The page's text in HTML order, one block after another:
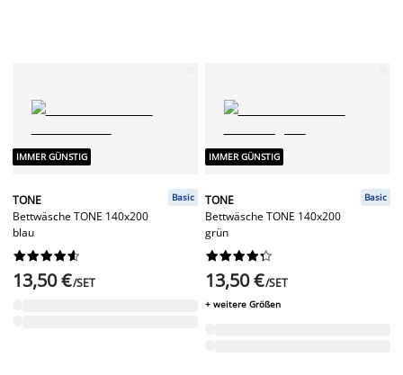
IMMER GÜNSTIG
TONE
Bettwäsche TONE 140x200
blau
Basic






13,50 €/SET
IMMER GÜNSTIG
TONE
Bettwäsche TONE 140x200
grün
Basic






13,50 €/SET
+ weitere Größen